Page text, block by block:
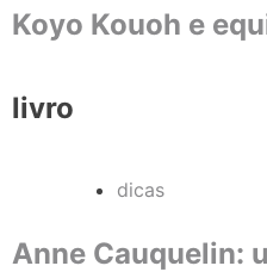
Koyo Kouoh e
livro
dicas
Anne Cauquelin: